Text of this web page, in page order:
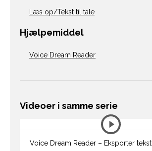
Læs op/Tekst til tale
Hjælpemiddel
Voice Dream Reader
Videoer i samme serie
Voice Dream Reader – Eksporter tekst